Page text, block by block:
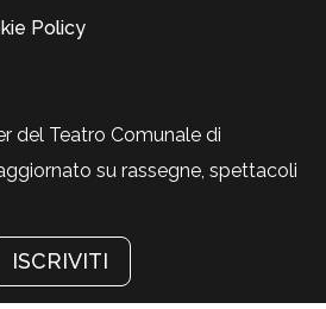
Policy
del Teatro Comunale di
su rassegne, spettacoli
ISCRIVITI